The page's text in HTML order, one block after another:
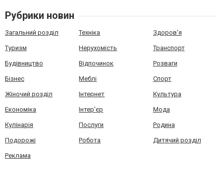
Рубрики новин
Загальний розділ Техніка Здоров'я
Туризм Нерухомість Транспорт
Будівництво Відпочинок Розваги
Бізнес Меблі Спорт
Жіночий розділ Інтернет Культура
Економіка Інтер'єр Мода
Кулінарія Послуги Родина
Подорожі Робота Дитячий розділ
Реклама